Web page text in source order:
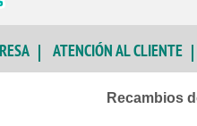
ATENCIÓN AL CLIENTE
Recambios